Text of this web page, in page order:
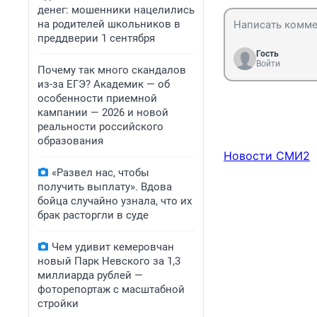
денег: мошенники нацелились
на родителей школьников в
преддверии 1 сентября
Почему так много скандалов
из-за ЕГЭ? Академик — об
особенности приемной
кампании — 2026 и новой
реальности российского
образования
«Развел нас, чтобы
получить выплату». Вдова
бойца случайно узнала, что их
брак расторгли в суде
Чем удивит кемеровчан
новый Парк Невского за 1,3
миллиарда рублей —
фоторепортаж с масштабной
стройки
Гость
Войти
Новости СМИ2